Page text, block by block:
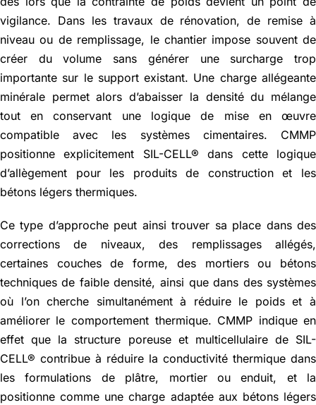
vigilance. Dans les travaux de rénovation, de remise à
niveau ou de remplissage, le chantier impose souvent de
créer du volume sans générer une surcharge trop
importante sur le support existant. Une charge allégeante
minérale permet alors d’abaisser la densité du mélange
tout en conservant une logique de mise en œuvre
compatible avec les systèmes cimentaires. CMMP
positionne explicitement SIL-CELL® dans cette logique
d’allègement pour les produits de construction et les
bétons légers thermiques.
Ce type d’approche peut ainsi trouver sa place dans des
corrections de niveaux, des remplissages allégés,
certaines couches de forme, des mortiers ou bétons
techniques de faible densité, ainsi que dans des systèmes
où l’on cherche simultanément à réduire le poids et à
améliorer le comportement thermique. CMMP indique en
effet que la structure poreuse et multicellulaire de SIL-
CELL® contribue à réduire la conductivité thermique dans
les formulations de plâtre, mortier ou enduit, et la
positionne comme une charge adaptée aux bétons légers